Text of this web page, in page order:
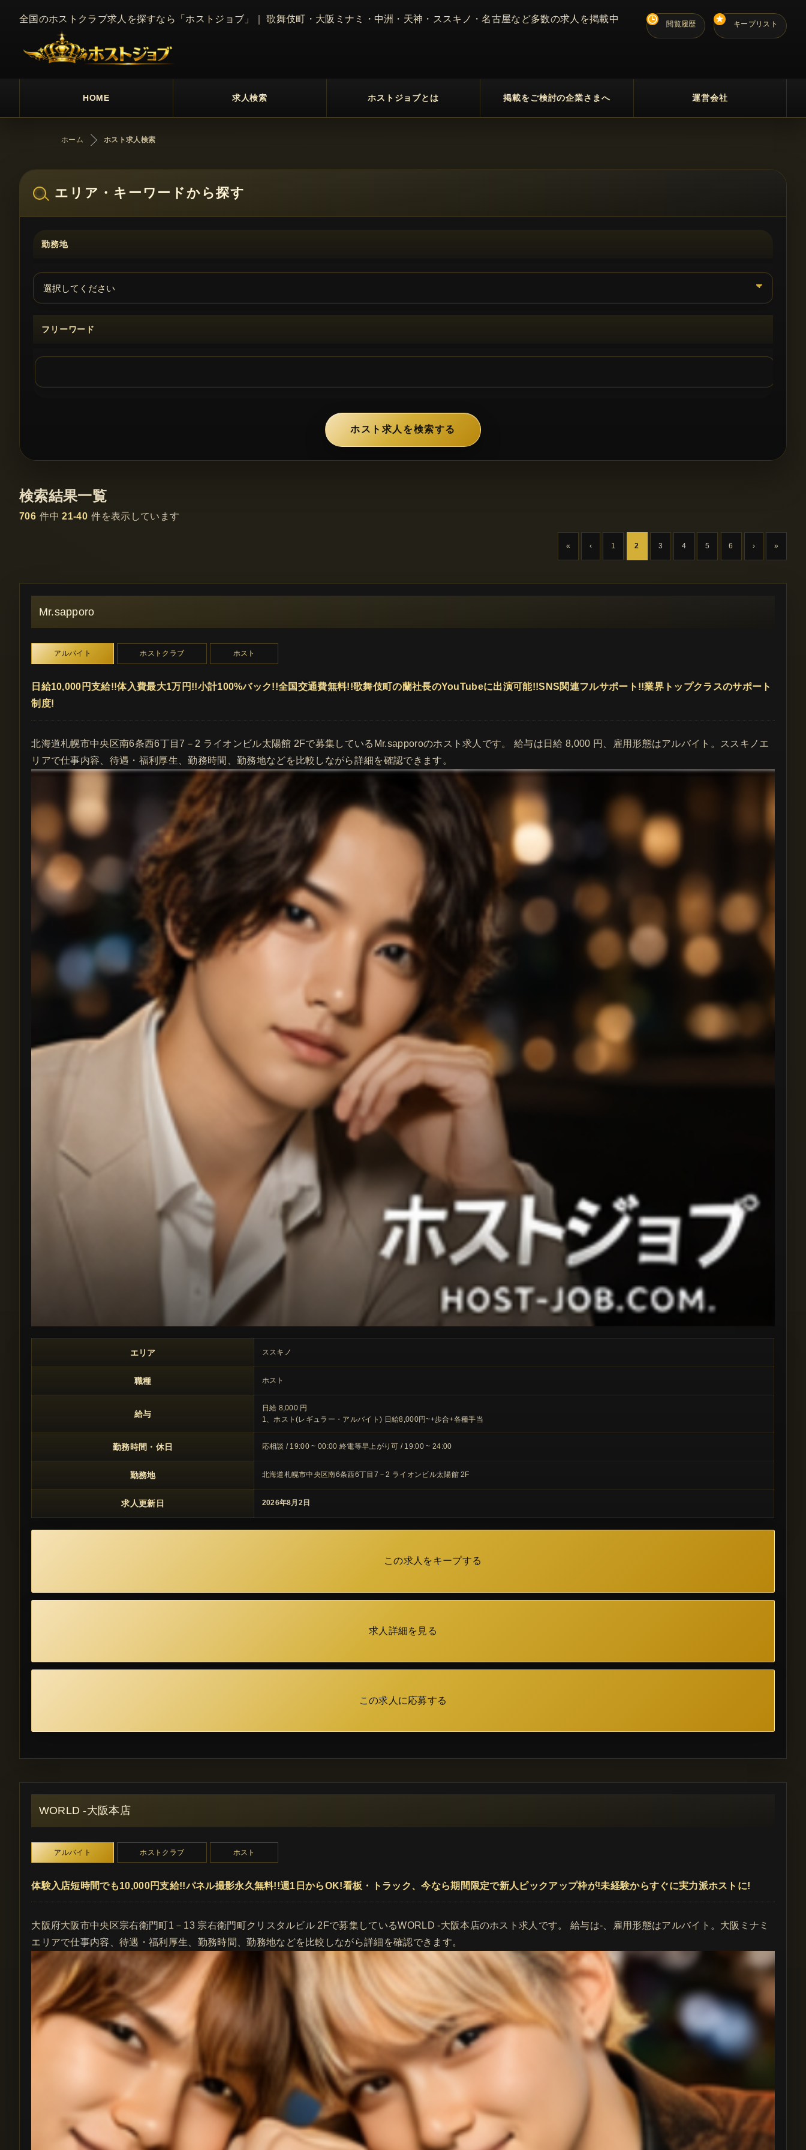
全国のホストクラブ求人を探すなら「ホストジョブ」｜ 歌舞伎町・大阪ミナミ・中洲・天神・ススキノ・名古屋など多数の求人を掲載中 閲覧履歴 キープリスト
HOME 求人検索 ホストジョブとは 掲載をご検討の企業さまへ 運営会社
ホーム ホスト求人検索
エリア・キーワードから探す
勤務地
フリーワード
検索結果一覧
706 件中21-40 件を表示しています
« ‹ 1 2 3 4 5 6 › »
Mr.sapporo
アルバイト ホストクラブ ホスト
日給10,000円支給!!体入費最大1万円!!小計100%バック!!全国交通費無料!!歌舞伎町の蘭社長のYouTubeに出演可能!!SNS関連フルサポート!!業界トップクラスのサポート
制度!
北海道札幌市中央区南6条西6丁目7－2 ライオンビル太陽館 2Fで募集しているMr.sapporoのホスト求人です。 給与は日給 8,000 円、雇用形態はアルバイト。ススキノエ
リアで仕事内容、待遇・福利厚生、勤務時間、勤務地などを比較しながら詳細を確認できます。
エリア ススキノ
職種 ホスト
給与
日給 8,000 円
1、ホスト(レギュラー・アルバイト) 日給8,000円~+歩合+各種手当
勤務時間・休日 応相談 / 19:00 ~ 00:00 終電等早上がり可 / 19:00 ~ 24:00
勤務地 北海道札幌市中央区南6条西6丁目7－2 ライオンビル太陽館 2F
求人更新日 2026年8月2日
この求人をキープする
求人詳細を見る
この求人に応募する
WORLD -大阪本店
アルバイト ホストクラブ ホスト
体験入店短時間でも10,000円支給!!パネル撮影永久無料!!週1日からOK!看板・トラック、今なら期間限定で新人ピックアップ枠が!未経験からすぐに実力派ホストに!
大阪府大阪市中央区宗右衛門町1－13 宗右衛門町クリスタルビル 2Fで募集しているWORLD -大阪本店のホスト求人です。 給与は-、雇用形態はアルバイト。大阪ミナミ
エリアで仕事内容、待遇・福利厚生、勤務時間、勤務地などを比較しながら詳細を確認できます。